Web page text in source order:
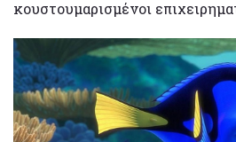
κουστουμαρισμένοι